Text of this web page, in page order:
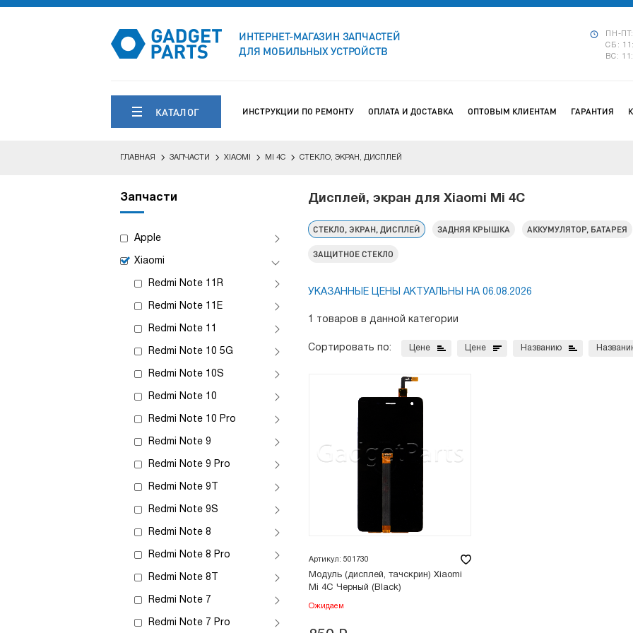
ИНТЕРНЕТ-МАГАЗИН ЗАПЧАСТЕЙ
ДЛЯ МОБИЛЬНЫХ УСТРОЙСТВ
ПН-
СБ:
ВС:
КАТАЛОГ ИНСТРУКЦИИ ПО РЕМОНТУ ОПЛАТА И ДОСТАВКА ОПТОВЫМ КЛИЕНТАМ ГАРАНТИЯ
ГЛАВНАЯ ЗАПЧАСТИ XIAOMI MI 4C СТЕКЛО, ЭКРАН, ДИСПЛЕЙ
Запчасти
Apple
Xiaomi
Redmi Note 11R
Redmi Note 11E
Redmi Note 11
Redmi Note 10 5G
Redmi Note 10S
Redmi Note 10
Redmi Note 10 Pro
Redmi Note 9
Redmi Note 9 Pro
Redmi Note 9T
Redmi Note 9S
Redmi Note 8
Redmi Note 8 Pro
Redmi Note 8T
Redmi Note 7
Redmi Note 7 Pro
Дисплей, экран для Xiaomi Mi 4C
СТЕКЛО, ЭКРАН, ДИСПЛЕЙ ЗАДНЯЯ КРЫШКА АККУМУЛЯТОР, БАТАРЕЯ
ЗАЩИТНОЕ СТЕКЛО
УКАЗАННЫЕ ЦЕНЫ АКТУАЛЬНЫ НА 06.08.2026
1 товаров в данной категории
Сортировать по: Цене Цене Названию
Артикул: 501730
Модуль (дисплей, тачскрин) Xiaomi
Mi 4C Черный (Black)
Ожидаем